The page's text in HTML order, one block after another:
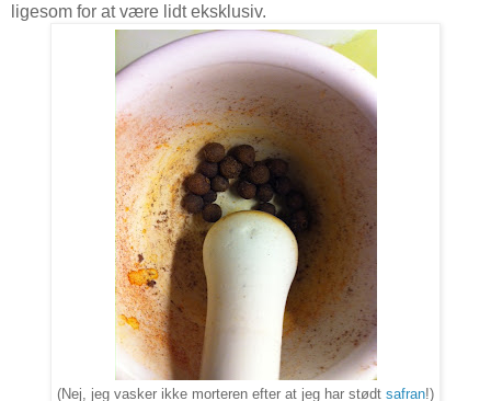
ligesom for at være lidt eksklusiv.
(Nej, jeg vasker ikke morteren efter at jeg har stødt safran!)